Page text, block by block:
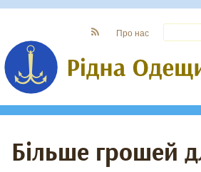
Про нас
Більше грошей